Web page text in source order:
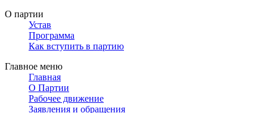
О партии
Устав
Программа
Как вступить в партию
Главное меню
Главная
О Партии
Рабочее движение
Заявления и обращения